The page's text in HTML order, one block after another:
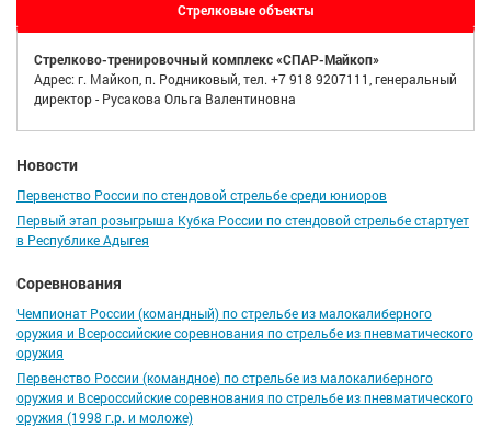
Стрелковые объекты
Стрелково-тренировочный комплекс «СПАР-Майкоп»
Адрес: г. Майкоп, п. Родниковый, тел. +7 918 9207111, генеральный
директор - Русакова Ольга Валентиновна
Новости
Первенство России по стендовой стрельбе среди юниоров
Первый этап розыгрыша Кубка России по стендовой стрельбе стартует
в Республике Адыгея
Соревнования
Чемпионат России (командный) по стрельбе из малокалиберного
оружия и Всероссийские соревнования по стрельбе из пневматического
оружия
Первенство России (командное) по стрельбе из малокалиберного
оружия и Всероссийские соревнования по стрельбе из пневматического
оружия (1998 г.р. и моложе)